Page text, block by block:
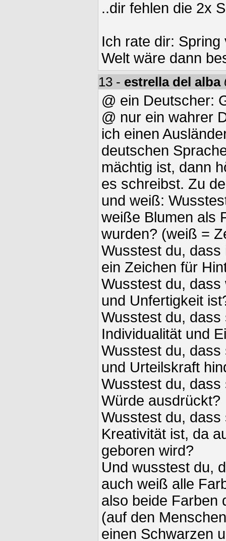
..dir fehlen die 2x
Ich rate dir:
Welt wäre dann
13 - estrella del alba
@ ein Deutscher:
@ nur ein wahrer
ich einen
deutschen
mächtig ist, dann
es schreibst. Zu
und weiß:
weiße Blumen als
wurden? (weiß =
Wusstest du,
ein Zeichen für
Wusstest du,
und Unfertigkeit
Wusstest du,
Individualität und
Wusstest du,
und Urteilskraft
Wusstest du,
Würde ausdrückt?
Wusstest du,
Kreativität ist, da
geboren wird?
Und wusstest du,
auch weiß alle
also beide Farben
(auf den
einen Schwarzen